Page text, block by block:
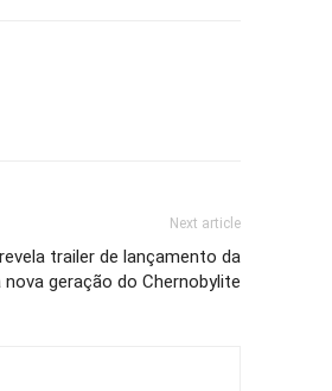
Next article
trailer de lançamento da
nova geração do Chernobylite